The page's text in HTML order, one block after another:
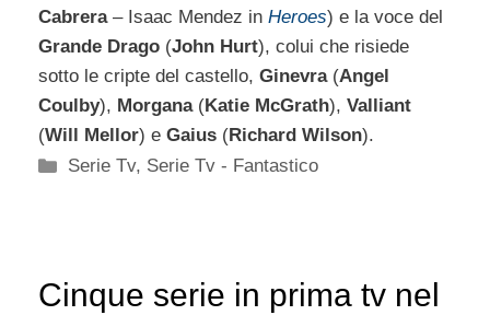
Cabrera– Isaac Mendez in Heroes) e la voce del
Grande Drago (John Hurt), colui che risiede
sotto le cripte del castello, Ginevra(Angel
Coulby), Morgana(Katie McGrath), Valliant
(Will Mellor) e Gaius (Richard Wilson).
Categorie
Serie Tv, Serie Tv - Fantastico
Cinque serie in prima tv nel